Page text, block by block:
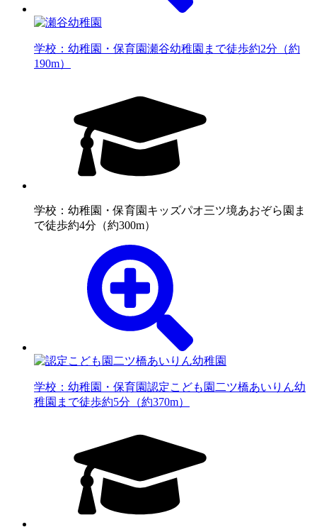
学校：幼稚園・保育園瀬谷幼稚園まで徒歩約2分（約
190m）
学校：幼稚園・保育園 キッズパオ三ツ境あおぞら園ま
で徒歩約4分（約300m）
学校：幼稚園・保育園認定こども園二ツ橋あいりん幼
稚園まで徒歩約5分（約370m）